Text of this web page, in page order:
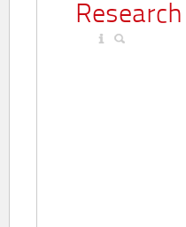
Research